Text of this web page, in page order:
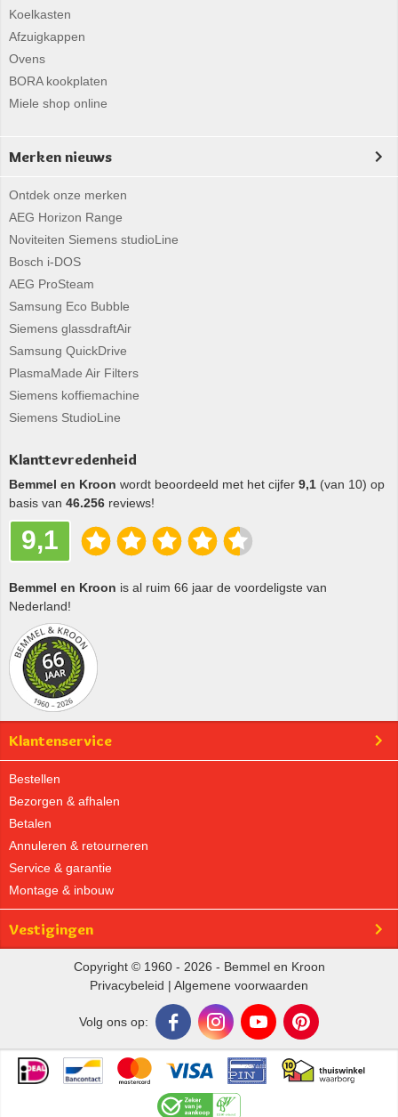
Koelkasten
Afzuigkappen
Ovens
BORA kookplaten
Miele shop online
Merken nieuws
Ontdek onze merken
AEG Horizon Range
Noviteiten Siemens studioLine
Bosch i-DOS
AEG ProSteam
Samsung Eco Bubble
Siemens glassdraftAir
Samsung QuickDrive
PlasmaMade Air Filters
Siemens koffiemachine
Siemens StudioLine
Klanttevredenheid
Bemmel en Kroon wordt beoordeeld met het cijfer 9,1 (van 10) op
basis van 46.256 reviews!
9,1
Bemmel en Kroon is al ruim 66 jaar de voordeligste van
Nederland!
Klantenservice
Bestellen
Bezorgen & afhalen
Betalen
Annuleren & retourneren
Service & garantie
Montage & inbouw
Vestigingen
Copyright © 1960 - 2026 - Bemmel en Kroon
Privacybeleid | Algemene voorwaarden
Volg ons op: